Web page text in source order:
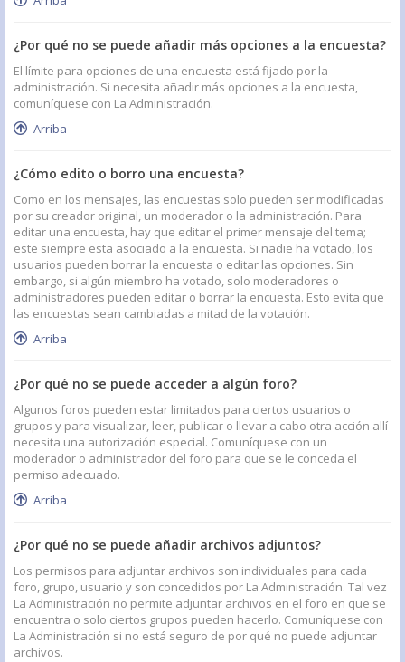
¿Por qué no se puede añadir más opciones a la encuesta?
El límite para opciones de una encuesta está fijado por la
administración. Si necesita añadir más opciones a la encuesta,
comuníquese con La Administración.
Arriba
¿Cómo edito o borro una encuesta?
Como en los mensajes, las encuestas solo pueden ser modificadas
por su creador original, un moderador o la administración. Para
editar una encuesta, hay que editar el primer mensaje del tema;
este siempre esta asociado a la encuesta. Si nadie ha votado, los
usuarios pueden borrar la encuesta o editar las opciones. Sin
embargo, si algún miembro ha votado, solo moderadores o
administradores pueden editar o borrar la encuesta. Esto evita que
las encuestas sean cambiadas a mitad de la votación.
Arriba
¿Por qué no se puede acceder a algún foro?
Algunos foros pueden estar limitados para ciertos usuarios o
grupos y para visualizar, leer, publicar o llevar a cabo otra acción allí
necesita una autorización especial. Comuníquese con un
moderador o administrador del foro para que se le conceda el
permiso adecuado.
Arriba
¿Por qué no se puede añadir archivos adjuntos?
Los permisos para adjuntar archivos son individuales para cada
foro, grupo, usuario y son concedidos por La Administración. Tal vez
La Administración no permite adjuntar archivos en el foro en que se
encuentra o solo ciertos grupos pueden hacerlo. Comuníquese con
La Administración si no está seguro de por qué no puede adjuntar
archivos.